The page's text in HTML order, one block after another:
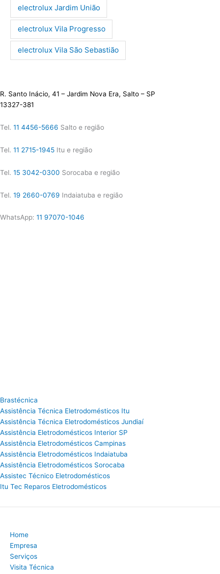
electrolux Jardim União
electrolux Vila Progresso
electrolux Vila São Sebastião
R. Santo Inácio, 41 – Jardim Nova Era, Salto – SP
13327-381
Tel. 11 4456-5666 Salto e região
Tel. 11 2715-1945 Itu e região
Tel. 15 3042-0300 Sorocaba e região
Tel. 19 2660-0769 Indaiatuba e região
WhatsApp: 11 97070-1046
Brastécnica
Assistência Técnica Eletrodomésticos Itu
Assistência Técnica Eletrodomésticos Jundiaí
Assistência Eletrodomésticos Interior SP
Assistência Eletrodomésticos Campinas
Assistência Eletrodomésticos Indaiatuba
Assistência Eletrodomésticos Sorocaba
Assistec Técnico Eletrodomésticos
Itu Tec Reparos Eletrodomésticos
Home
Empresa
Serviços
Visita Técnica